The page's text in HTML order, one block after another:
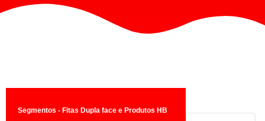
Segmentos - Fitas Dupla face e Produtos HB